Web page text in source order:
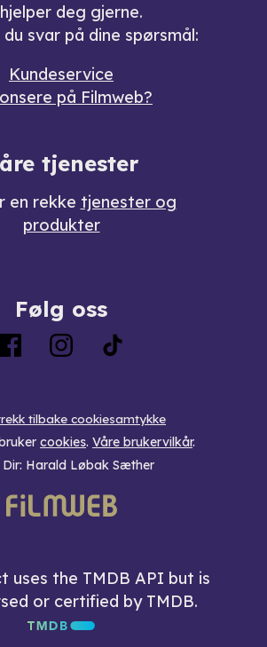
deg gjerne.
svar på dine spørsmål:
Kundeservice
på Filmweb?
tjenester
en rekke tjenester og
produkter
Følg oss
tilbake cookiesamtykke
cookies. Våre brukervilkår.
Dir: Harald Løbak Sæther
uses the TMDB API but is
or certified by TMDB.